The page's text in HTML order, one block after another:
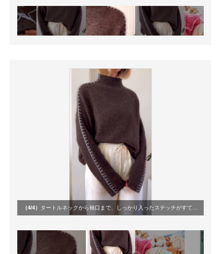
（4/4） タートルネックから袖口まで、しっかり入ったステッチがすてきですね